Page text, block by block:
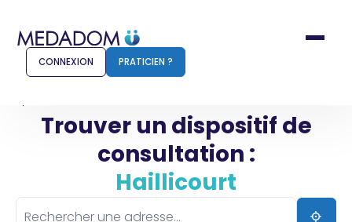
Comment ça marche ?
CONNEXION PRATICIEN ?
Trouver un dispositif de
consultation :
Haillicourt